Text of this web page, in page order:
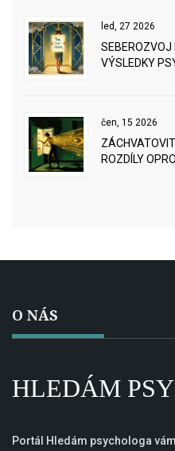
led, 27 2026
SEBEROZVOJ
VÝSLEDKY
čen, 15 2026
ROZDÍLY
O NÁS
HLEDÁM
Portál Hledám psychologa